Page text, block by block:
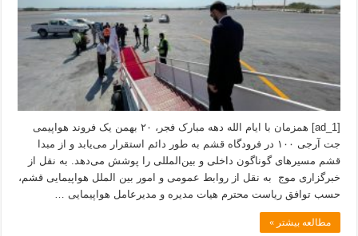
[ad_1] همزمان با ایام الله دهه مبارک فجر، ۲۰ بهمن یک فروند هواپیمی
جت‌ ‌آرجی ۱۰۰ در فرودگاه قشم به طور دائم استقرار می‌یابد و از مبدا
قشم مسیر‌های گوناگون داخلی و بین‌المللی را پوشش می‌دهد. به نقل از
خبرگزاری موج به نقل از روابط عمومی و امور بین الملل هواپیمایی قشم،
‌حسب توافق ریاست محترم هیات مدیره و مدیر‌عامل هواپیمایی …
مطالعه بیشتر »